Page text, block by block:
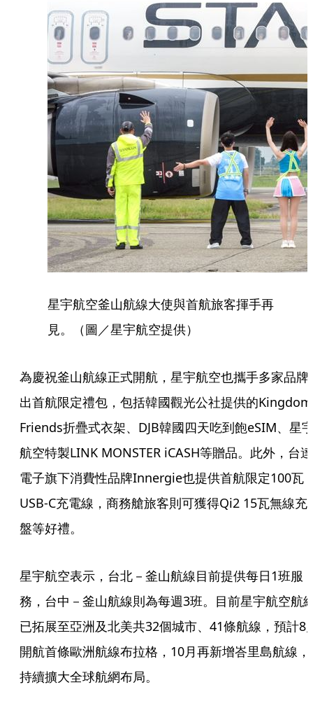
星宇航空釜山航線大使與首航旅客揮手再
見。（圖／星宇航空提供）
為慶祝釜山航線正式開航，星宇航空也攜手多家品牌
出首航限定禮包，包括韓國觀光公社提供的Kingdom
Friends折疊式衣架、DJB韓國四天吃到飽eSIM、星
航空特製LINK MONSTER iCASH等贈品。此外，台達
電子旗下消費性品牌Innergie也提供首航限定100瓦
USB-C充電線，商務艙旅客則可獲得Qi2 15瓦無線充
盤等好禮。
星宇航空表示，台北－釜山航線目前提供每日1班服
務，台中－釜山航線則為每週3班。目前星宇航空航
已拓展至亞洲及北美共32個城市、41條航線，預計8
開航首條歐洲航線布拉格，10月再新增峇里島航線，
持續擴大全球航網布局。